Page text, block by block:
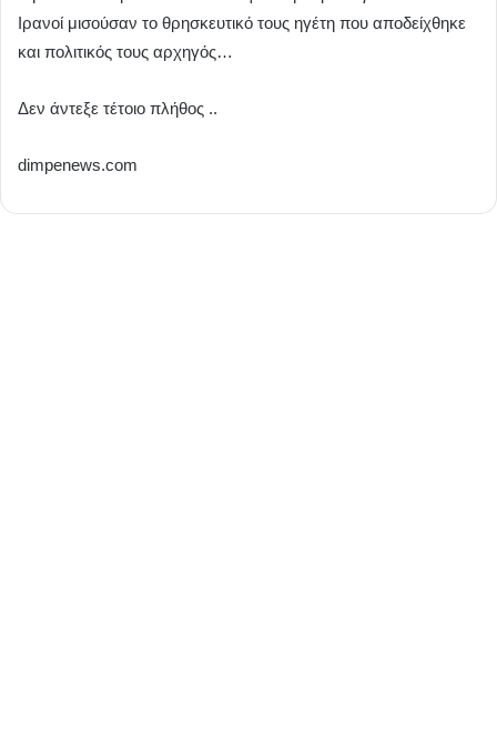
Ιρανοί μισούσαν το θρησκευτικό τους ηγέτη που αποδείχθηκε
και πολιτικός τους αρχηγός…
Δεν άντεξε τέτοιο πλήθος ..
dimpenews.com